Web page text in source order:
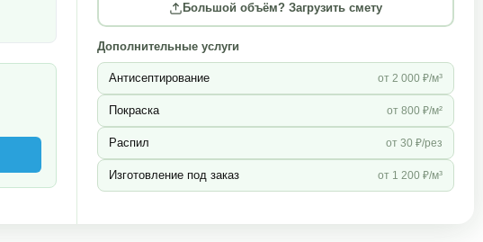
Большой объём? Загрузить смету
Дополнительные услуги
Антисептирование от 2 000 ₽/м³
Покраска от 800 ₽/м²
Распил от 30 ₽/рез
Изготовление под заказ от 1 200 ₽/м³